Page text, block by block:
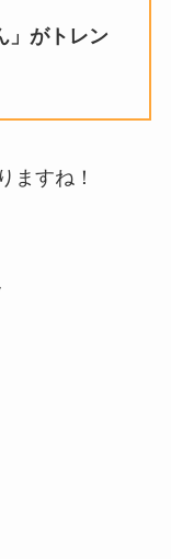
」がトレン
ますね！